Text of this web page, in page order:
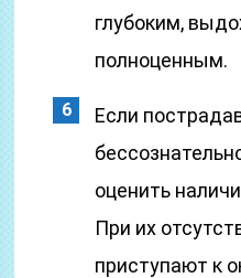
глубоким,
полноценным.
Если
оценить
При их
приступают к